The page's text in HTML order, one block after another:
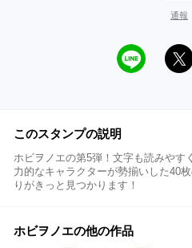
通報
このスタンプの説明
ホビヲノエの第5弾！文字も読みやす
力的なキャラクターが勢揃いした40
りがきっと見つかります！
ホビヲノエの他の作品